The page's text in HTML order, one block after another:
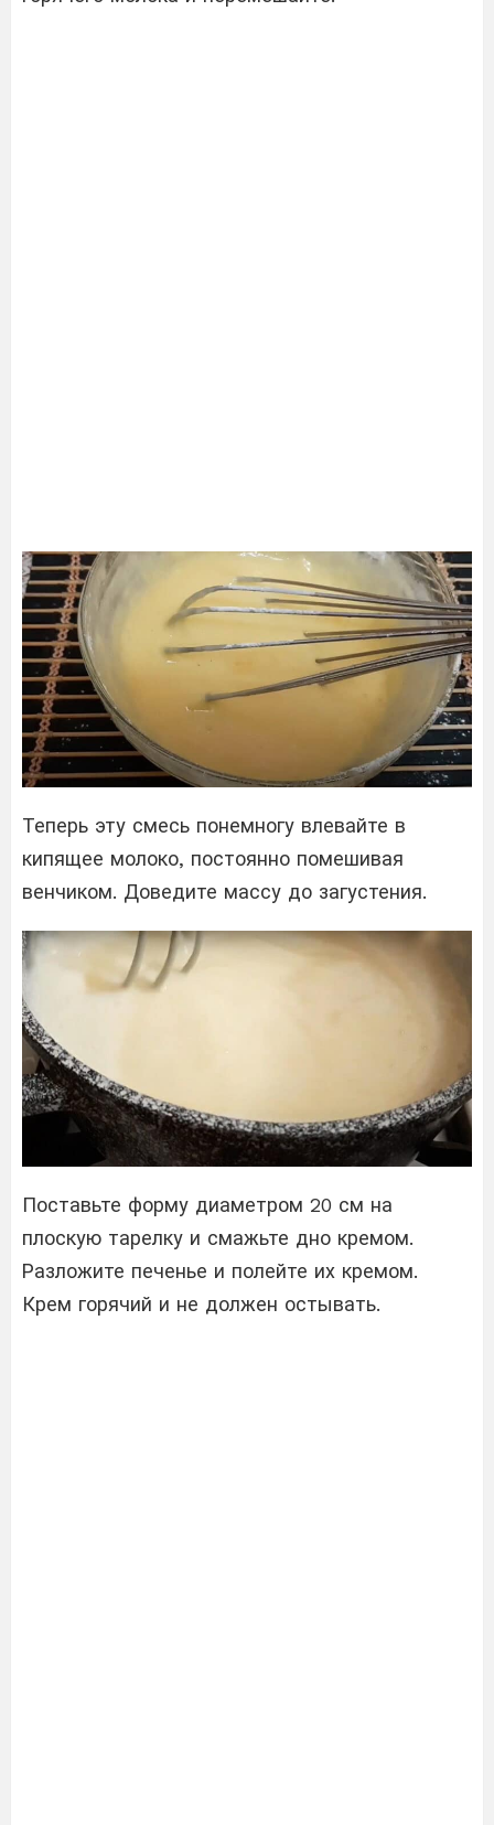
Теперь эту смесь понемногу влевайте в
кипящее молоко, постоянно помешивая
венчиком. Доведите массу до загустения.
Поставьте форму диаметром 20 см на
плоскую тарелку и смажьте дно кремом.
Разложите печенье и полейте их кремом.
Крем горячий и не должен остывать.